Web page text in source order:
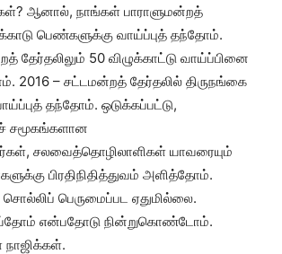
ஆனால், நாங்கள் பாராளுமன்றத்
பெண்களுக்கு வாய்ப்புத் தந்தோம்.
தேர்தலிலும் 50 விழுக்காட்டு வாய்ப்பினை
2016 – சட்டமன்றத் தேர்தலில் திருநங்கை
தந்தோம். ஒடுக்கப்பட்டு,
சமூகங்களான
சலவைத்தொழிலாளிகள் யாவரையும்
பிரதிநிதித்துவம் அளித்தோம்.
பெருமைப்பட ஏதுமில்லை.
என்பதோடு நின்றுகொண்டோம்.